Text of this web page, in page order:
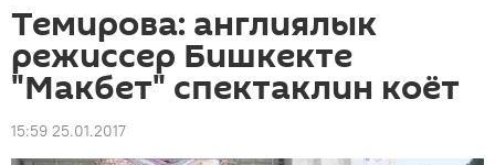
Темирова: англиялык
режиссер Бишкекте
"Макбет" спектаклин коёт
15:59 25.01.2017